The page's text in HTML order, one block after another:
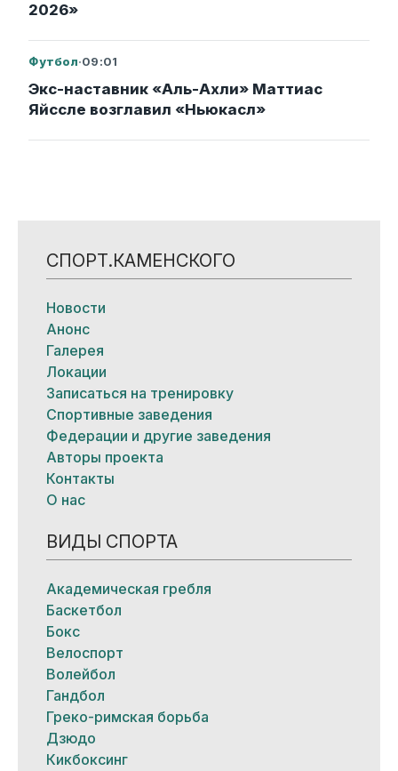
2026»
Футбол·09:01
Экс-наставник «Аль-Ахли» Маттиас
Яйссле возглавил «Ньюкасл»
СПОРТ.КАМЕНСКОГО
Новости
Анонс
Галерея
Локации
Записаться на тренировку
Спортивные заведения
Федерации и другие заведения
Авторы проекта
Контакты
О нас
ВИДЫ СПОРТА
Академическая гребля
Баскетбол
Бокс
Велоспорт
Волейбол
Гандбол
Греко-римская борьба
Дзюдо
Кикбоксинг